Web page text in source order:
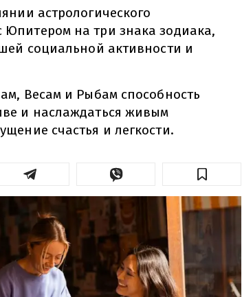
астрологического
на три знака зодиака,
социальной активности и
Весам и Рыбам способность
и наслаждаться живым
счастья и легкости.